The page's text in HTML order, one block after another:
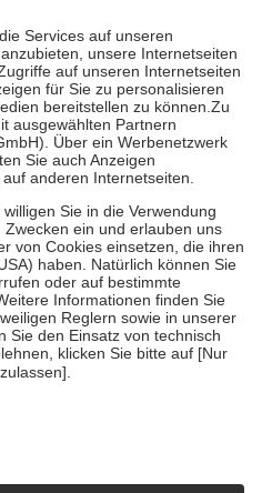
nie mehr als die tatsächlichen
auch für Online-Apotheken.
beträgt die
sowie zehn Euro je
für ihre eigene Gesundheit zu
der Familie zu unterstützen,
vollendeten 18. Lebensjahr
Früherkennung, die von der
es sich um echte Bewertungen
4419944605341